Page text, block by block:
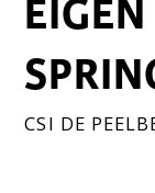
EIGEN
CSI DE